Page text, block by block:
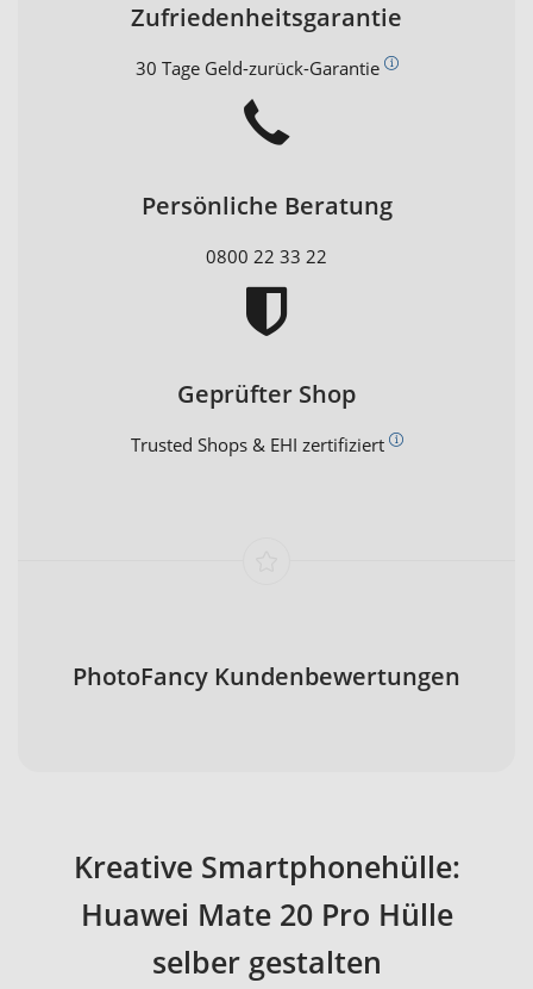
Zufriedenheitsgarantie
30 Tage Geld-zurück-Garantie
Persönliche Beratung
0800 22 33 22
Geprüfter Shop
Trusted Shops & EHI zertifiziert
PhotoFancy Kundenbewertungen
Kreative Smartphonehülle:
Huawei Mate 20 Pro Hülle
selber gestalten